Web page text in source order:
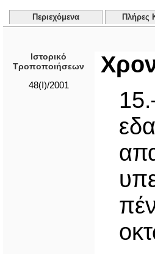
Περιεχόμενα Πλήρες
Ιστορικό
Τροποποιήσεων
48(I)/2001